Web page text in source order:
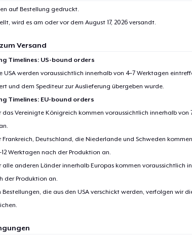
auf Bestellung gedruckt.
wird es am oder vor dem August 17, 2026versandt.
Versand
Timelines: US-bound orders
USA werden voraussichtlich innerhalb von 4–7 Werktagen
und dem Spediteur zur Auslieferung übergeben wurde.
Timelines: EU-bound orders
das Vereinigte Königreich kommen voraussichtlich innerhalb von
Frankreich, Deutschland, die Niederlande und Schweden
Werktagen nach der Produktion an.
alle anderen Länder innerhalb Europas kommen voraussichtlich
der Produktion an.
die aus den USA verschickt werden, verfolgen wir